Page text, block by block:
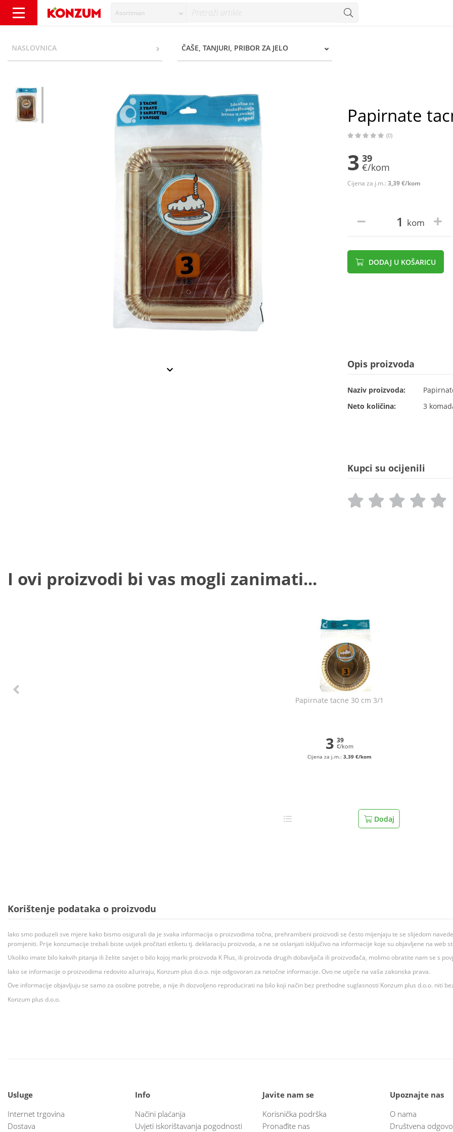
Asortiman
NASLOVNICA ČAŠE, TANJURI, PRIBOR ZA JELO
Papirnate
(0)
3 39
€/kom
Cijena za j.m.: 3,39 €/kom
kom
DODAJ U KOŠARICU
Opis proizvoda
Naziv proizvoda:
Neto količina:
3
Kupci su ocijenili
I ovi proizvodi bi vas mogli zanimati...
Papirnate tacne 30 cm 3/1
3 39
€/kom
Cijena za j.m.:3,39 €/kom
Dodaj
Korištenje podataka o proizvodu
Iako smo poduzeli sve mjere kako bismo osigurali da je svaka informacija o proizvodima točna, prehrambeni proizvodi se često mijenjaju te se slijedom
promjeniti. Prije konzumacije trebali biste uvijek pročitati etiketu tj. deklaraciju proizvoda, a ne se oslanjati isključivo na informacije koje su objavljene na web
Ukoliko imate bilo kakvih pitanja ili želite savjet o bilo kojoj marki proizvoda K Plus, ili proizvoda drugih dobavljača ili proizvođača, molimo obratite nam se s
Iako se informacije o proizvodima redovito ažuriraju, Konzum plus d.o.o. nije odgovoran za netočne informacije. Ovo ne utječe na vaša zakonska prava.
Ove informacije objavljuju se samo za osobne potrebe, a nije ih dozvoljeno reproducirati na bilo koji način bez prethodne suglasnosti Konzum plus d.o.o. niti
Konzum plus d.o.o.
Usluge
Internet trgovina
Dostava
Info
Načini plaćanja
Uvjeti iskorištavanja pogodnosti
Javite nam se
Korisnička podrška
Pronađite nas
Upoznajte nas
O nama
Društvena